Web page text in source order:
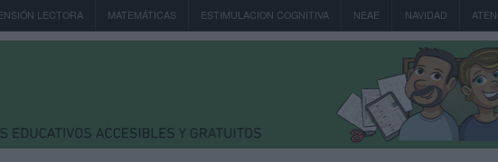
LECTORA MATEMÁTICAS ESTIMULACION COGNITIVA NEAE NAVIDAD